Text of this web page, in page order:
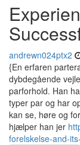
andrewn024ptx2
{En erfaren
dybdegående
parforhold. Han
typer par og har
kan se, høre og
hjælper han jer
forelskelse-and-